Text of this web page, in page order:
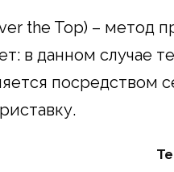
the Top) – метод
в данном случае
посредством